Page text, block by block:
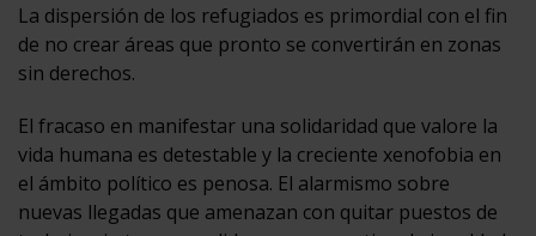
La dispersión de los refugiados es primordial con el fin
de no crear áreas que pronto se convertirán en zonas
sin derechos.
El fracaso en manifestar una solidaridad que valore la
vida humana es detestable y la creciente xenofobia en
el ámbito político es penosa. El alarmismo sobre
nuevas llegadas que amenazan con quitar puestos de